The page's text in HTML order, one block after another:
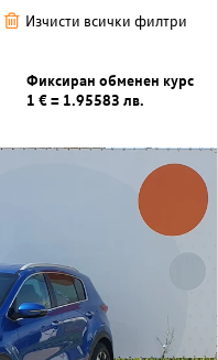
Изчисти всички филтри
Фиксиран обменен курс
1 € = 1.95583 лв.